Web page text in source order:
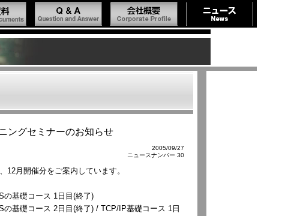
ングセミナーのお知らせ
2005/09/27
ニュースナンバー 30
12月開催分をご案内しています。
の基礎コース 1日目(終了)
の基礎コース 2日目(終了) / TCP/IP基礎コース 1日